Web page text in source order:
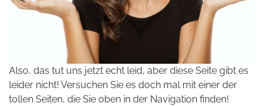
Also, das tut uns jetzt echt leid, aber diese Seite gibt es
leider nicht! Versuchen Sie es doch mal mit einer der
tollen Seiten, die Sie oben in der Navigation finden!